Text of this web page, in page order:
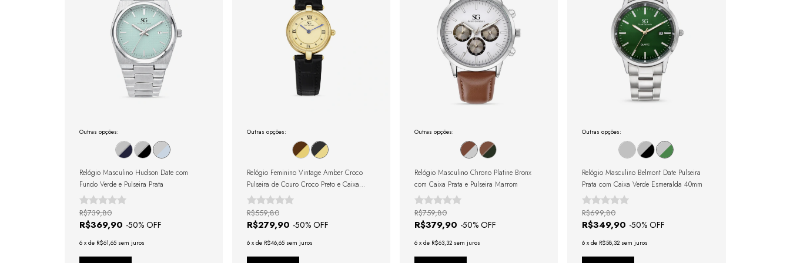
Outras opções:
Relógio Masculino Hudson Date com
Fundo Verde e Pulseira Prata
R$369,90 -50% OFF
R$739,80
6 x de R$61,65 sem juros
Outras opções:
Relógio Feminino Vintage Amber Croco
Pulseira de Couro Croco Preto e Caixa
Dourada com Números Romanos
R$279,90 -50% OFF
R$559,80
6 x de R$46,65 sem juros
Outras opções:
Relógio Masculino Chrono Platine Bronx
com Caixa Prata e Pulseira Marrom
R$379,90 -50% OFF
R$759,80
6 x de R$63,32 sem juros
Outras opções:
Relógio Masculino Belmont Date Pulseira
Prata com Caixa Verde Esmeralda 40mm
R$349,90 -50% OFF
R$699,80
6 xde R$58,32 sem juros